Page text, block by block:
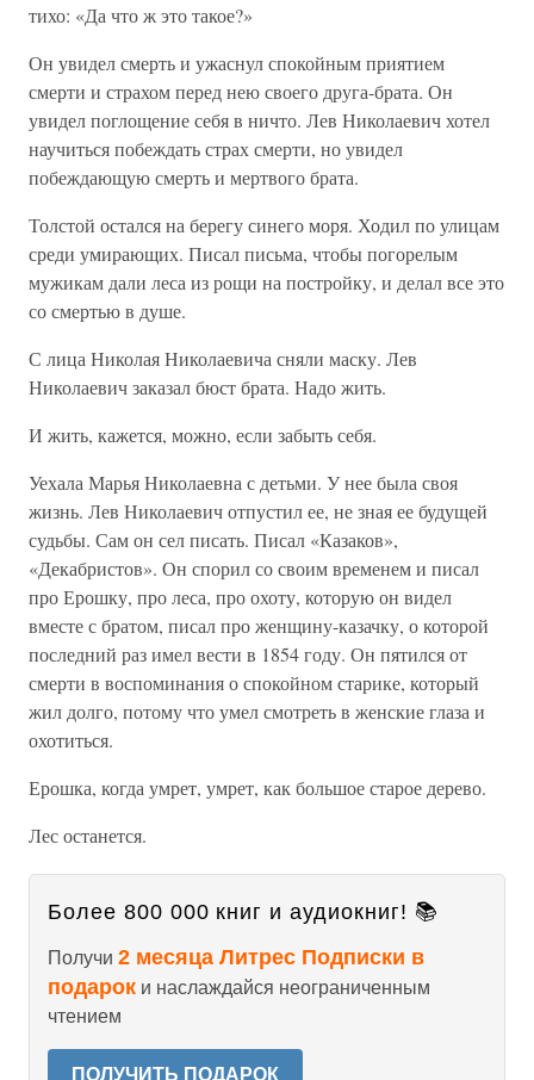
тихо: «Да что ж это такое?»
Он увидел смерть и ужаснул спокойным приятием
смерти и страхом перед нею своего друга-брата. Он
увидел поглощение себя в ничто. Лев Николаевич хотел
научиться побеждать страх смерти, но увидел
побеждающую смерть и мертвого брата.
Толстой остался на берегу синего моря. Ходил по улицам
среди умирающих. Писал письма, чтобы погорелым
мужикам дали леса из рощи на постройку, и делал все это
со смертью в душе.
С лица Николая Николаевича сняли маску. Лев
Николаевич заказал бюст брата. Надо жить.
И жить, кажется, можно, если забыть себя.
Уехала Марья Николаевна с детьми. У нее была своя
жизнь. Лев Николаевич отпустил ее, не зная ее будущей
судьбы. Сам он сел писать. Писал «Казаков»,
«Декабристов». Он спорил со своим временем и писал
про Ерошку, про леса, про охоту, которую он видел
вместе с братом, писал про женщину-казачку, о которой
последний раз имел вести в 1854 году. Он пятился от
смерти в воспоминания о спокойном старике, который
жил долго, потому что умел смотреть в женские глаза и
охотиться.
Ерошка, когда умрет, умрет, как большое старое дерево.
Лес останется.
Более 800 000 книг и аудиокниг! 📚
Получи 2 месяца Литрес Подписки в
подарок и наслаждайся неограниченным
чтением
ПОЛУЧИТЬ ПОДАРОК